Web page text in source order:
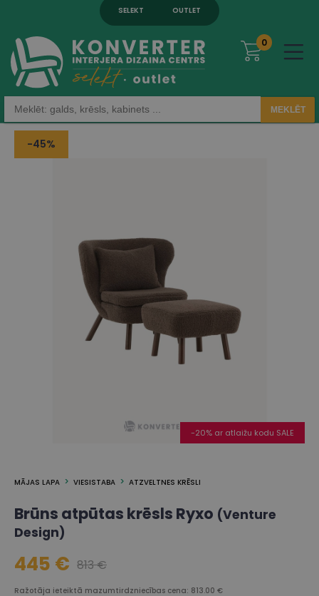
SELEKT OUTLET
0
MEKLĒT
-45%
-20% ar atlaižu kodu SALE
MĀJAS LAPA VIESISTABA ATZVELTNES KRĒSLI
Brūns atpūtas krēsls Ryxo (Venture
Design)
445 € 813 €
Ražotāja ieteiktā mazumtirdzniecības cena: 813.00 €